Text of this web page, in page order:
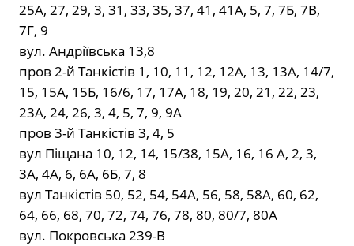
25А, 27, 29, 3, 31, 33, 35, 37, 41, 41А, 5, 7, 7Б, 7В,
7Г, 9
вул. Андріївська 13,8
пров 2-й Танкістів 1, 10, 11, 12, 12А, 13, 13А, 14/7,
15, 15А, 15Б, 16/6, 17, 17А, 18, 19, 20, 21, 22, 23,
23А, 24, 26, 3, 4, 5, 7, 9, 9А
пров 3-й Танкістів 3, 4, 5
вул Піщана 10, 12, 14, 15/38, 15А, 16, 16 А, 2, 3,
3А, 4А, 6, 6А, 6Б, 7, 8
вул Танкістів 50, 52, 54, 54А, 56, 58, 58А, 60, 62,
64, 66, 68, 70, 72, 74, 76, 78, 80, 80/7, 80А
вул. Покровська 239-В